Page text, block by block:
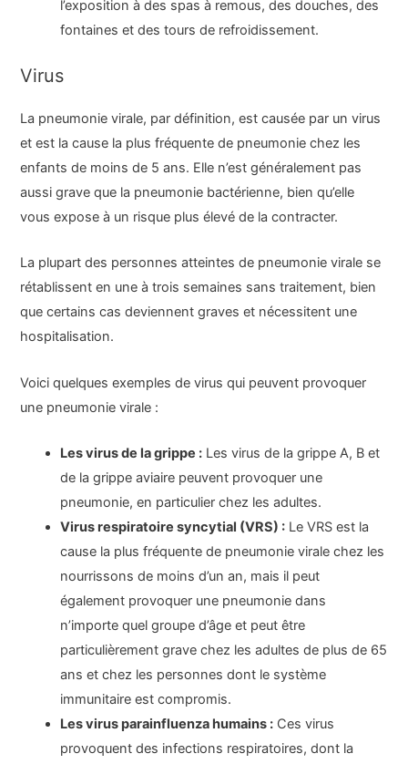
l’exposition à des spas à remous, des douches, des
fontaines et des tours de refroidissement.
Virus
La pneumonie virale, par définition, est causée par un virus
et est la cause la plus fréquente de pneumonie chez les
enfants de moins de 5 ans. Elle n’est généralement pas
aussi grave que la pneumonie bactérienne, bien qu’elle
vous expose à un risque plus élevé de la contracter.
La plupart des personnes atteintes de pneumonie virale se
rétablissent en une à trois semaines sans traitement, bien
que certains cas deviennent graves et nécessitent une
hospitalisation.
Voici quelques exemples de virus qui peuvent provoquer
une pneumonie virale :
Les virus de la grippe : Les virus de la grippe A, B et
de la grippe aviaire peuvent provoquer une
pneumonie, en particulier chez les adultes.
Virus respiratoire syncytial (VRS) : Le VRS est la
cause la plus fréquente de pneumonie virale chez les
nourrissons de moins d’un an, mais il peut
également provoquer une pneumonie dans
n’importe quel groupe d’âge et peut être
particulièrement grave chez les adultes de plus de 65
ans et chez les personnes dont le système
immunitaire est compromis.
Les virus parainfluenza humains : Ces virus
provoquent des infections respiratoires, dont la